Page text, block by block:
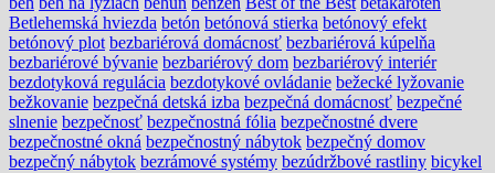
Betlehemská hviezda betón betónová stierka betónový efekt
betónový plot bezbariérová domácnosť bezbariérová kúpelňa
bezbariérové bývanie bezbariérový dom bezbariérový interiér
bezdotyková regulácia bezdotykové ovládanie bežecké lyžovanie
bežkovanie bezpečná detská izba bezpečná domácnosť bezpečné
slnenie bezpečnosť bezpečnostná fólia bezpečnostné dvere
bezpečnostné okná bezpečnostný nábytok bezpečný domov
bezpečný nábytok bezrámové systémy bezúdržbové rastliny bicykel